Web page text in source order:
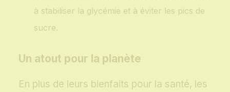
à stabiliser la glycémie et à éviter les pics de
sucre.
Un atout pour la planète
En plus de leurs bienfaits pour la santé, les